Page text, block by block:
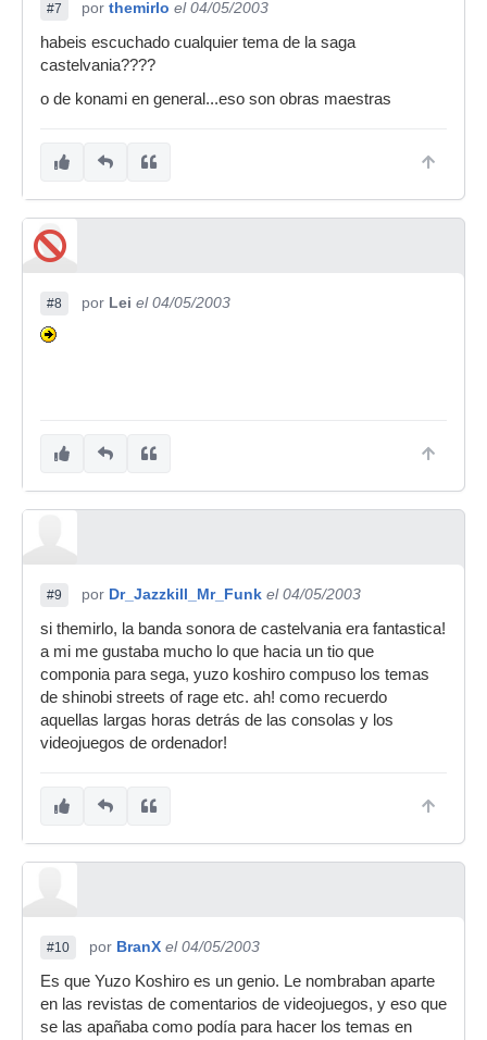
#7 por themirlo el 04/05/2003
habeis escuchado cualquier tema de la saga
castelvania????
o de konami en general...eso son obras maestras
#8 por Lei el 04/05/2003
#9 por Dr_Jazzkill_Mr_Funk el 04/05/2003
si themirlo, la banda sonora de castelvania era fantastica!
a mi me gustaba mucho lo que hacia un tio que
componia para sega, yuzo koshiro compuso los temas
de shinobi streets of rage etc. ah! como recuerdo
aquellas largas horas detrás de las consolas y los
videojuegos de ordenador!
#10 por BranX el 04/05/2003
Es que Yuzo Koshiro es un genio. Le nombraban aparte
en las revistas de comentarios de videojuegos, y eso que
se las apañaba como podía para hacer los temas en